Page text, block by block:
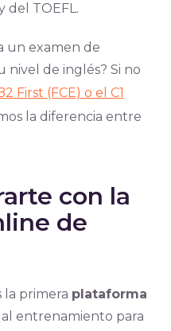
del TOEFL.
un examen de
nivel de inglés? Si no
First (FCE) o el C1
la diferencia entre
con la
de
la primera plataforma
entrenamiento para